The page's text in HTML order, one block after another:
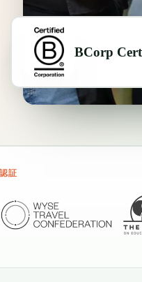
BCorp
証